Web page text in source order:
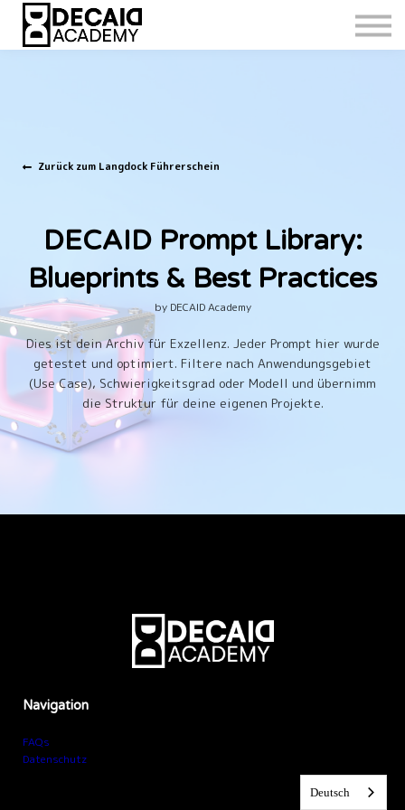
Zurück zum Langdock Führerschein
DECAID Prompt Library:
Blueprints & Best Practices
by DECAID Academy
Dies ist dein Archiv für Exzellenz. Jeder Prompt hier wurde
getestet und optimiert. Filtere nach Anwendungsgebiet
(Use Case), Schwierigkeitsgrad oder Modell und übernimm
die Struktur für deine eigenen Projekte.
Navigation
FAQs
Datenschutz
Deutsch